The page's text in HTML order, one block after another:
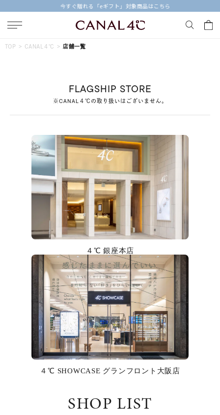
今すぐ贈れる「eギフト」対象商品はこちら
#eギフト #ハーフエタニティリング
#メンズ ネックレス
すべてのジュエリー
ファッションテイスト
着用シーン
TOP CANAL４℃ 店舗一覧
FLAGSHIP STORE
※CANAL４℃の取り扱いはございません。
４℃ 銀座本店
４℃ SHOWCASE グランフロント大阪店
SHOP LIST